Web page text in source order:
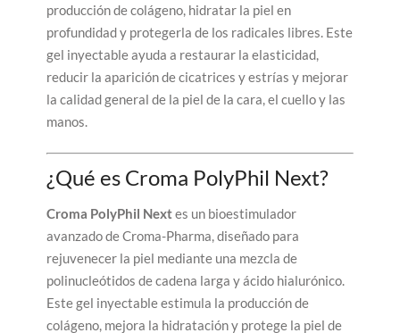
producción de colágeno, hidratar la piel en
profundidad y protegerla de los radicales libres. Este
gel inyectable ayuda a restaurar la elasticidad,
reducir la aparición de cicatrices y estrías y mejorar
la calidad general de la piel de la cara, el cuello y las
manos.
¿Qué es Croma PolyPhil Next?
Croma PolyPhil Nextes un bioestimulador
avanzado de Croma-Pharma, diseñado para
rejuvenecer la piel mediante una mezcla de
polinucleótidos de cadena larga y ácido hialurónico.
Este gel inyectable estimula la producción de
colágeno, mejora la hidratación y protege la piel de